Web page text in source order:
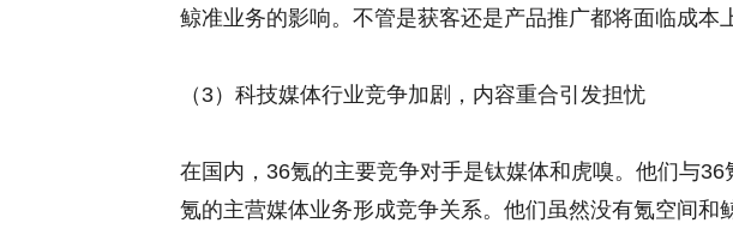
鲸准业务的影响。不管是获客还是产品推广都将面临成本
（3）科技媒体行业竞争加剧，内容重合引发担忧
在国内，36氪的主要竞争对手是钛媒体和虎嗅。他们与
氪的主营媒体业务形成竞争关系。他们虽然没有氪空间和